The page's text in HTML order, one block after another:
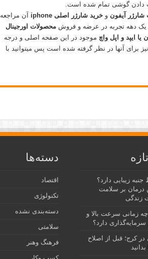
دادن گوشی تمام شده است.
شارژر آیفون وخرید شارژر اصلی iphone
آن مراجعه
یک دهه تجربه در عرضه و فروشمحصولات اورجینال
یا ایپد و اپل واچ موجود در این صفحه اصلی و درجه
آنها در نظر گرفته شده است پس میتوانید با
جنبه زیبایی دارد؟
درمان بر سلامت
زندگی
زمانی سرعت بالا و
دارد؟
در کرج؛ قبل از اصلاح
دسته‌ها
اقتصاد
تکنولوژی
دسته‌بندی نشده
سلامتی
فرهنگ وهنر